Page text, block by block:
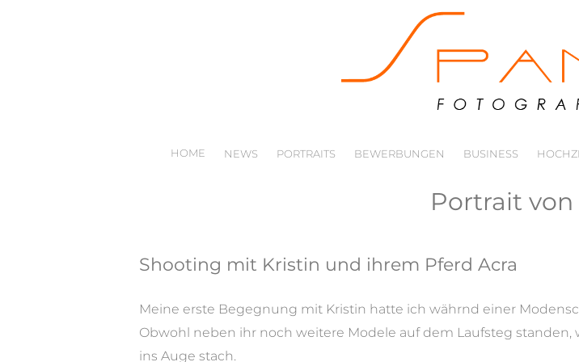
HOME NEWS PORTRAITS BEWERBUNGEN BUSINESS
Portrait
Shooting mit Kristin und ihrem Pferd Acra
Meine erste Begegnung mit Kristin hatte ich währnd einer
Obwohl neben ihr noch weitere Modele auf dem Laufsteg
ins Auge stach.